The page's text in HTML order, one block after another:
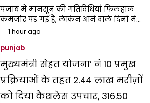
पंजाब में मानसून की गतिविधियां फिलहाल
कमजोर पड़ गई हैं, लेकिन आने वाले दिनों में…
1 hour ago
punjab
मुख्यमंत्री सेहत योजना’ ने 10 प्रमुख
प्रक्रियाओं के तहत 2.44 लाख मरीज़ों
को दिया कैशलेस उपचार, ₹316.50